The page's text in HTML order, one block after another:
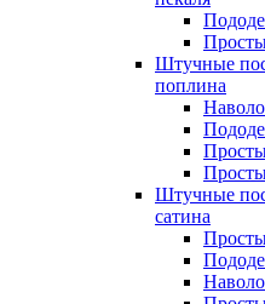
Штучные
поплина
Штучные
сатина